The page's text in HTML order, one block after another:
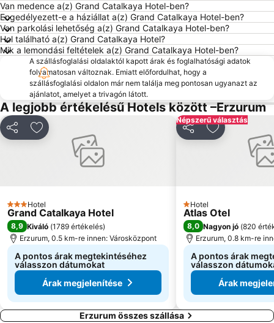
Van medence a(z) Grand Catalkaya Hotel-ben?
Engedélyezett-e a háziállat a(z) Grand Catalkaya Hotel-ben?
Van parkolási lehetőség a(z) Grand Catalkaya Hotel-ben?
Hol található a(z) Grand Catalkaya Hotel?
Mik a lemondási feltételek a(z) Grand Catalkaya Hotel-ben?
A szállásfoglalási oldalaktól kapott árak és foglalhatósági adatok
folyamatosan változnak. Emiatt előfordulhat, hogy a
szállásfoglalási oldalon már nem találja meg pontosan ugyanazt az
ajánlatot, amelyet a trivagón látott.
A legjobb értékelésű Hotels között –Erzurum
MegosztásHozzáadás a kedvencekhez
3 Kategória
Hotel
Grand Catalkaya Hotel
8,9 Kiváló (1789 értékelés)
Erzurum, 0.5 km-re innen: Városközpont
A pontos árak megtekintéséhez
válasszon dátumokat
Árak megjelenítése
Népszerű választás
MegosztásHozzáadás
1 Kategória
Hotel
Atlas Otel
8,0 Nagyon jó (820
Erzurum, 0.8 km-re
A pontos árak
válasszon
Árak
Erzurum összes szállása